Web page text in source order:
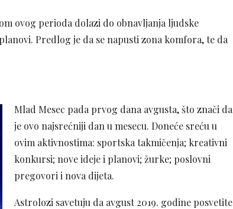
ovog perioda dolazi do obnavljanja ljudske
Predlog je da se napusti zona komfora, te da
Mlad Mesec pada prvog dana avgusta, što znači da
je ovo najsrećniji dan u mesecu. Doneće sreću u
ovim aktivnostima: sportska takmičenja; kreativni
konkursi; nove ideje i planovi; žurke; poslovni
pregovori i nova dijeta.
Astrolozi savetuju da avgust 2019. godine posvetite